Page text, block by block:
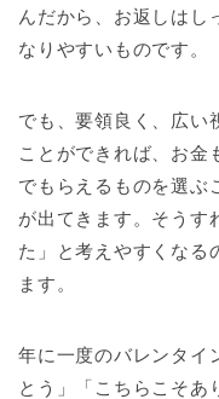
んだから、お返しはし
なりやすいものです。
でも、要領良く、広い
ことができれば、お金
でもらえるものを選ぶ
が出てきます。そうす
た」と考えやすくなる
ます。
年に一度のバレンタイ
とう」「こちらこそあ